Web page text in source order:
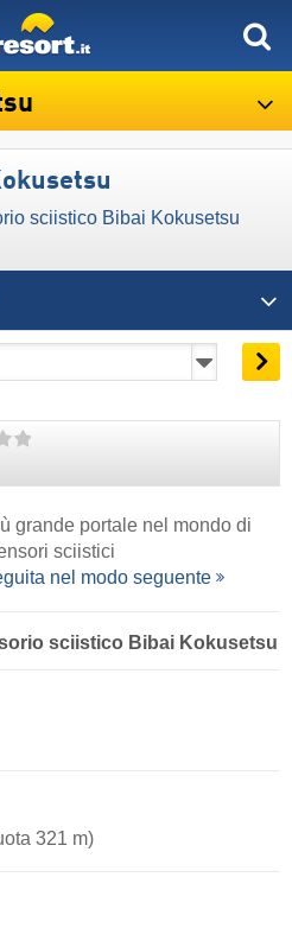
sciistico Bibai Kokusetsu
grande portale nel mondo di
sciistici
nel modo seguente
sciistico Bibai Kokusetsu
321 m)